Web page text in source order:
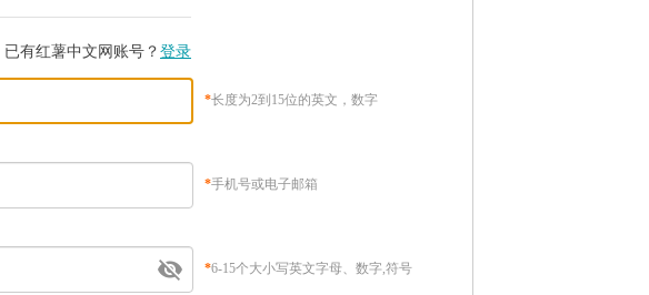
已有红薯中文网账号？ 登录
*长度为2到15位的英文，数字
*手机号或电子邮箱
*6-15个大小写英文字母、数字,符号